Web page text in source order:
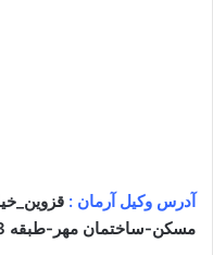
آدرس وکیل آرمان :
مسکن-ساختمان مهر-طبقه 3